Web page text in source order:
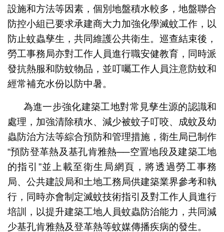
設施和方法等因素，個別地盤積水較多，地盤聯合
防控小組已要求承建商大力加強化學滅蚊工作，以
防止蚊蟲孳生，共同維護公共衛生。巡查結束後，
勞工事務局亦對工作人員進行職安健教育，同時派
發抗熱服和防蚊物品，並叮囑工作人員注意防蚊和
經常補充水份以防中暑。
為進一步強化建築工地對常見孳生源的認識和
處理，加強清除積水、減少被蚊子叮咬、成蚊及幼
蟲防治方法等綜合預防和管理措施，衛生局已制作
“預防登革熱及基孔肯雅熱──空置地段及建築工地
的指引”︁並上載至衛生局網頁，將透過勞工事務
局、公共建設局和土地工務局供建築業界參考和執
行，同時亦會制定滅蚊技術指引及對工作人員進行
培訓，以提升建築工地人員蚊蟲防治能力，共同減
少基孔肯雅熱及登革熱等蚊媒傳播疾病的發生。